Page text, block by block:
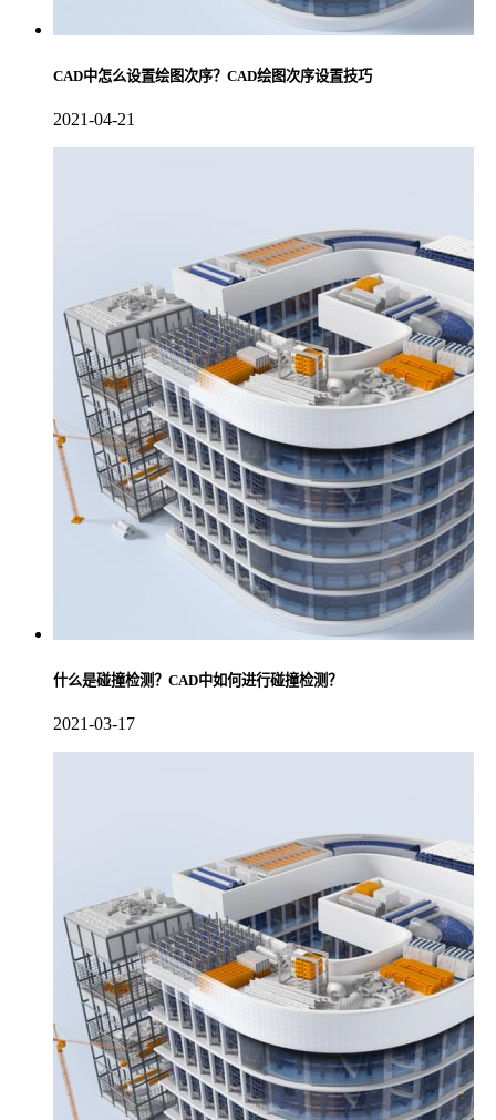
CAD中怎么设置绘图次序？CAD绘图次序设置技巧
2021-04-21
什么是碰撞检测？CAD中如何进行碰撞检测？
2021-03-17